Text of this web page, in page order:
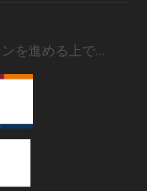
を進める上で…